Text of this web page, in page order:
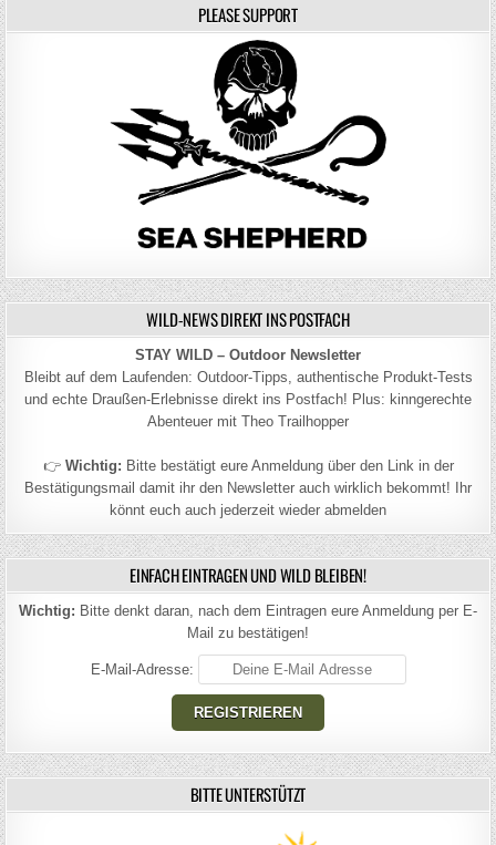
PLEASE SUPPORT
WILD-NEWS DIREKT INS POSTFACH
STAY WILD – Outdoor Newsletter
Bleibt auf dem Laufenden: Outdoor-Tipps, authentische Produkt-Tests
und echte Draußen-Erlebnisse direkt ins Postfach! Plus: kinngerechte
Abenteuer mit Theo Trailhopper
👉 Wichtig: Bitte bestätigt eure Anmeldung über den Link in der
Bestätigungsmail damit ihr den Newsletter auch wirklich bekommt! Ihr
könnt euch auch jederzeit wieder abmelden
EINFACH EINTRAGEN UND WILD BLEIBEN!
Wichtig: Bitte denkt daran, nach dem Eintragen eure Anmeldung per E-
Mail zu bestätigen!
E-Mail-Adresse:
BITTE UNTERSTÜTZT